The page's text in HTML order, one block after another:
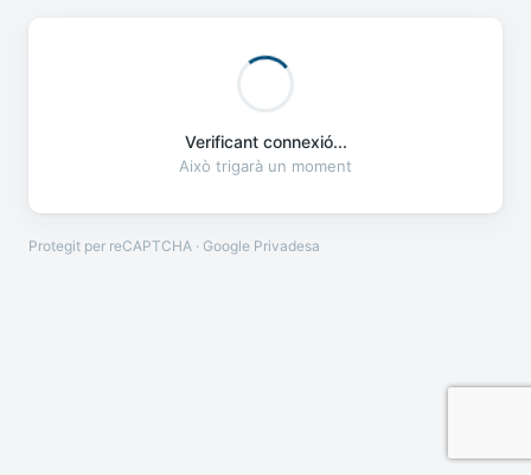
Verificant connexió...
Això trigarà un moment
Protegit per reCAPTCHA · Google Privadesa